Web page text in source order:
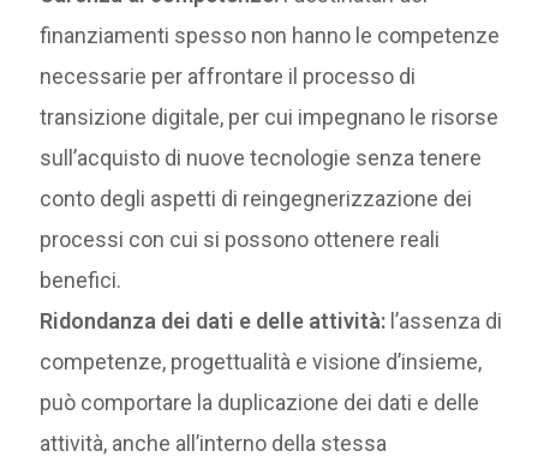
finanziamenti spesso non hanno le competenze
necessarie per affrontare il processo di
transizione digitale, per cui impegnano le risorse
sull’acquisto di nuove tecnologie senza tenere
conto degli aspetti di reingegnerizzazione dei
processi con cui si possono ottenere reali
benefici.
Ridondanza dei dati e delle attività: l’assenza di
competenze, progettualità e visione d’insieme,
può comportare la duplicazione dei dati e delle
attività, anche all’interno della stessa